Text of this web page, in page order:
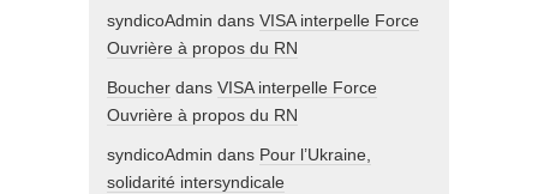
syndicoAdmin dans VISA interpelle Force
Ouvrière à propos du RN
Boucher dans VISA interpelle Force
Ouvrière à propos du RN
syndicoAdmin dans Pour l’Ukraine,
solidarité intersyndicale